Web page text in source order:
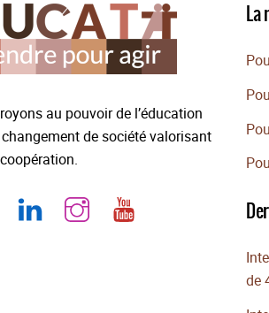
au pouvoir de l’éducation
de société valorisant
La
de